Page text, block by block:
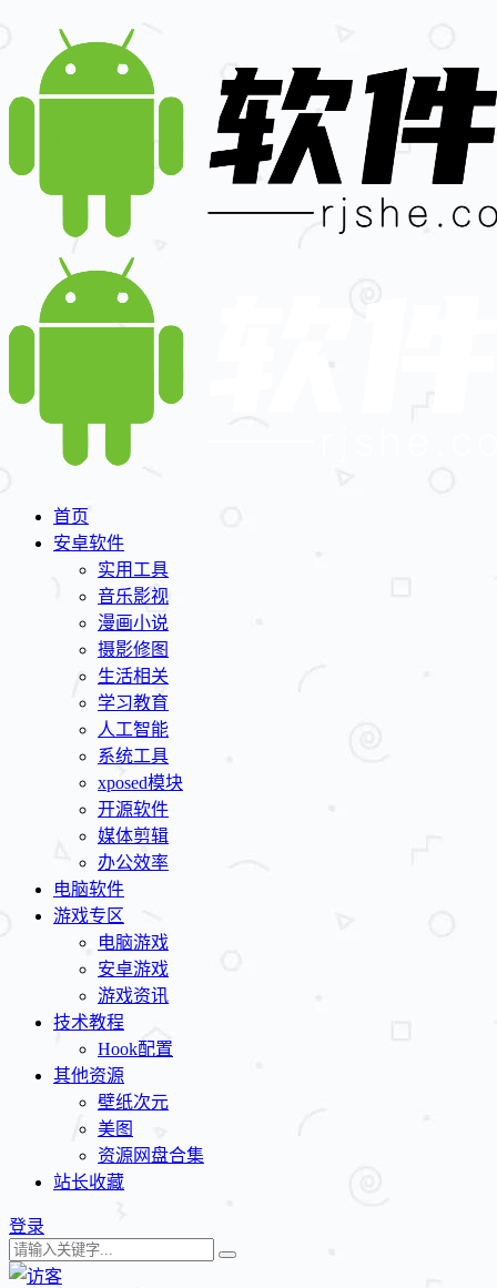
首页
安卓软件
实用工具
音乐影视
漫画小说
摄影修图
生活相关
学习教育
人工智能
系统工具
xposed模块
开源软件
媒体剪辑
办公效率
电脑软件
游戏专区
电脑游戏
安卓游戏
游戏资讯
技术教程
Hook配置
其他资源
壁纸次元
美图
资源网盘合集
站长收藏
登录